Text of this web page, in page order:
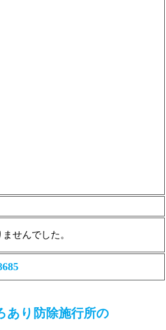
ませんでした。
あり防除施行所の